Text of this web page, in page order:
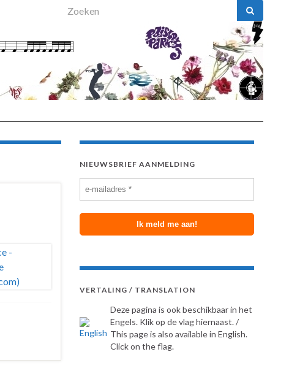
Search for:
NIEUWSBRIEF AANMELDING
VERTALING / TRANSLATION
Deze pagina is ook beschikbaar in het
Engels. Klik op de vlag hiernaast. /
This page is also available in English.
Click on the flag.